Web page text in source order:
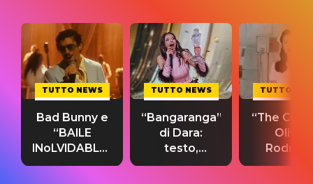
TUTTO NEWS
Bad Bunny e
“BAILE
INoLVIDABLE”:
testo,
TUTTO NEWS
“Bangaranga”
di Dara:
testo,
traduzione e
TUTTO
“The
Olivia
testo,